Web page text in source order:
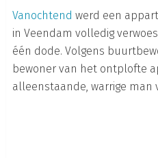
Vanochtend werd een
in Veendam volledig
één dode. Volgens
bewoner van het ontplofte
alleenstaande, warrige man